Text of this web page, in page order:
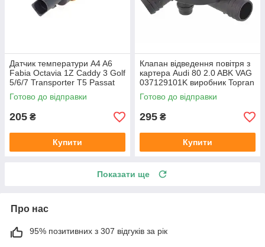
Датчик температури A4 A6
Fabia Octavia 1Z Caddy 3 Golf
5/6/7 Transporter T5 Passat
B6 (колір сірий)
Готово до відправки
205 ₴
Купити
Клапан відведення повітря з
картера Audi 80 2.0 ABK VAG
037129101K виробник Topran
Німеччина
Готово до відправки
295 ₴
Купити
Показати ще
Про нас
95% позитивних з 307 відгуків за рік